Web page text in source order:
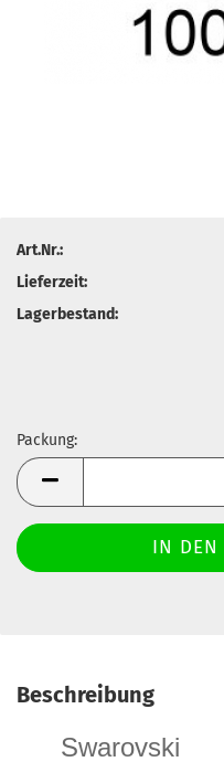
Art.Nr.:
Lieferzeit:
Lagerbestand:
Packung:
Packung
Beschreibung
Swarovski